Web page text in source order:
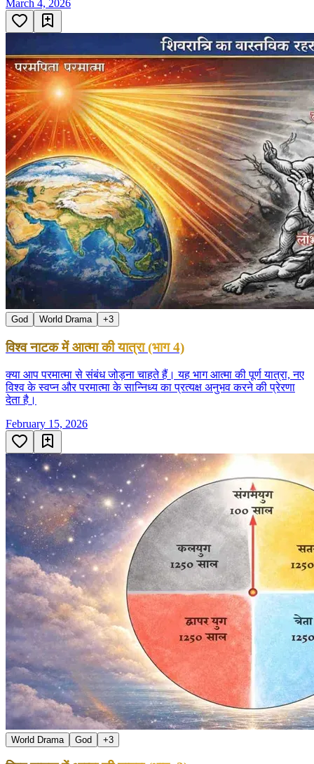
March 4, 2026
God World Drama +3
विश्व नाटक में आत्मा की यात्रा (भाग 4)
क्या आप परमात्मा से संबंध जोड़ना चाहते हैं। यह भाग आत्मा की पूर्ण यात्रा, नए
विश्व के स्वप्न और परमात्मा के सान्निध्य का प्रत्यक्ष अनुभव करने की प्रेरणा
देता है।
February 15, 2026
World Drama God +3